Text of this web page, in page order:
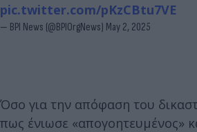
pic.twitter.com/pKzCBtu7VE
— BPI News (@BPIOrgNews) May 2, 2025
Όσο για την απόφαση του
πως ένιωσε «απογοητευμένος»